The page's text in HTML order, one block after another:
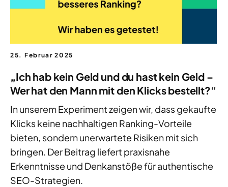
25. Februar 2025
„Ich hab kein Geld und du hast kein Geld –
Wer hat den Mann mit den Klicks bestellt?“
In unserem Experiment zeigen wir, dass gekaufte
Klicks keine nachhaltigen Ranking-Vorteile
bieten, sondern unerwartete Risiken mit sich
bringen. Der Beitrag liefert praxisnahe
Erkenntnisse und Denkanstöße für authentische
SEO-Strategien.